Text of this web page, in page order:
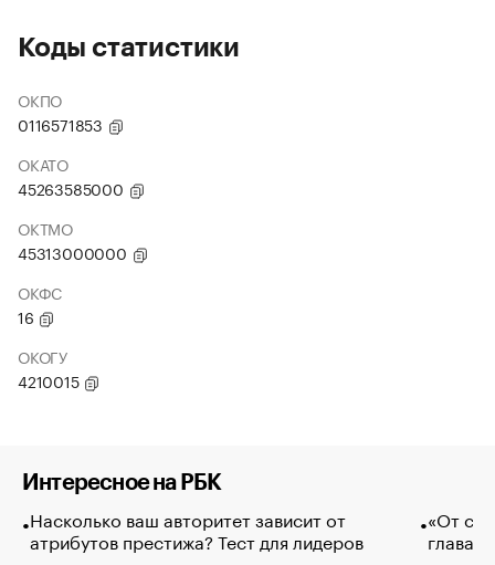
Коды статистики
ОКПО
0116571853
ОКАТО
45263585000
ОКТМО
45313000000
ОКФС
16
ОКОГУ
4210015
Интересное на РБК
Насколько ваш авторитет зависит от
атрибутов престижа? Тест для лидеров
«От
глава